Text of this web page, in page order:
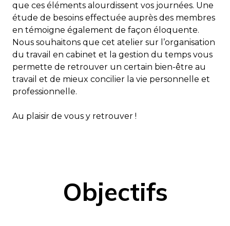
que ces éléments alourdissent vos journées. Une
étude de besoins effectuée auprès des membres
en témoigne également de façon éloquente.
Nous souhaitons que cet atelier sur l’organisation
du travail en cabinet et la gestion du temps vous
permette de retrouver un certain bien-être au
travail et de mieux concilier la vie personnelle et
professionnelle.
Au plaisir de vous y retrouver !
Objectifs